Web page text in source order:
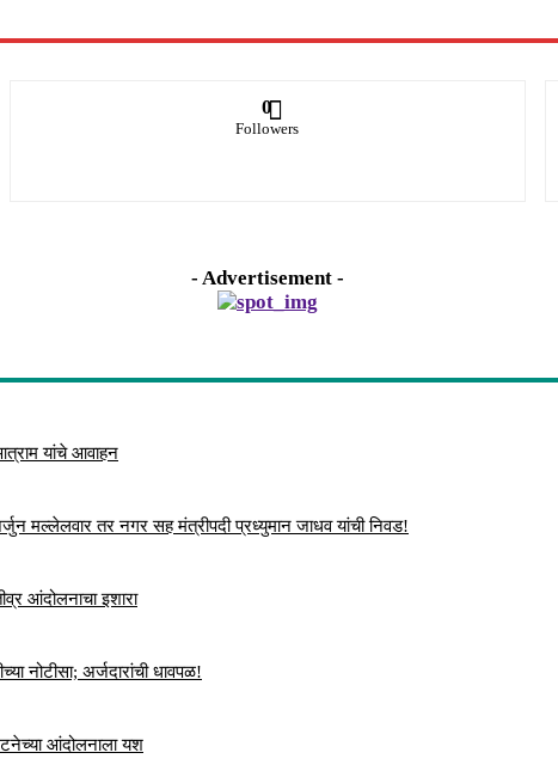
0
Followers
- Advertisement -
यांचे आवाहन
मल्लेलवार तर नगर सह मंत्रीपदी प्रध्युमान जाधव यांची निवड!
आंदोलनाचा इशारा
नोटीसा; अर्जदारांची धावपळ!
आंदोलनाला यश